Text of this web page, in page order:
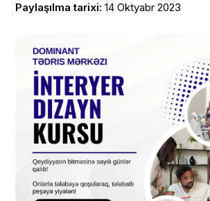
Paylaşılma tarixi:14 Oktyabr 2023